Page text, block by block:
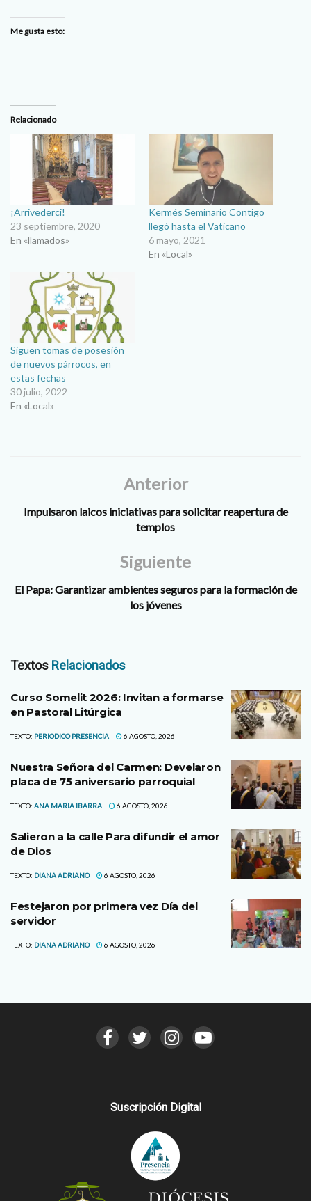
Me gusta esto:
Relacionado
¡Arrivederci!
23 septiembre, 2020
En «llamados»
Kermés Seminario Contigo
llegó hasta el Vaticano
6 mayo, 2021
En «Local»
Siguen tomas de posesión
de nuevos párrocos, en
estas fechas
30 julio, 2022
En «Local»
Anterior
Impulsaron laicos iniciativas para solicitar reapertura de
templos
Siguiente
El Papa: Garantizar ambientes seguros para la formación de
los jóvenes
Textos Relacionados
Curso Somelit 2026: Invitan a formarse
en Pastoral Litúrgica
TEXTO: PERIODICO PRESENCIA 6 AGOSTO, 2026
Nuestra Señora del Carmen: Develaron
placa de 75 aniversario parroquial
TEXTO: ANA MARIA IBARRA 6 AGOSTO, 2026
Salieron a la calle Para difundir el amor
de Dios
TEXTO: DIANA ADRIANO 6 AGOSTO, 2026
Festejaron por primera vez Día del
servidor
TEXTO: DIANA ADRIANO 6 AGOSTO, 2026
Suscripción Digital